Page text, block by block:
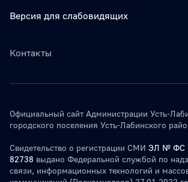
Версия для слабовидящих
Контакты
Официальный сайт Администрации Усть-
городского поселения Усть-Лабинского
Свидетельство о регистрации СМИ ЭЛ № ФС
82738 выдано Федеральной службой по
связи, информационных технологий и